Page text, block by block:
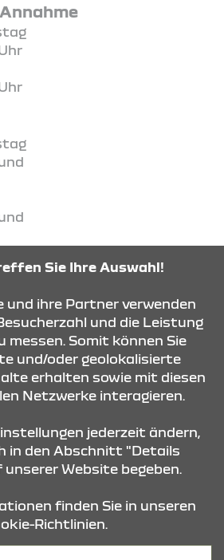
Sie Ihre Auswahl!
und ihre Partner verwenden
und die Leistung
messen. Somit können Sie
und/oder geolokalisierte
erhalten sowie mit diesen
Netzwerke interagieren.
jederzeit ändern,
in den Abschnitt "Details
Website begeben.
finden Sie in unseren
Richtlinien.